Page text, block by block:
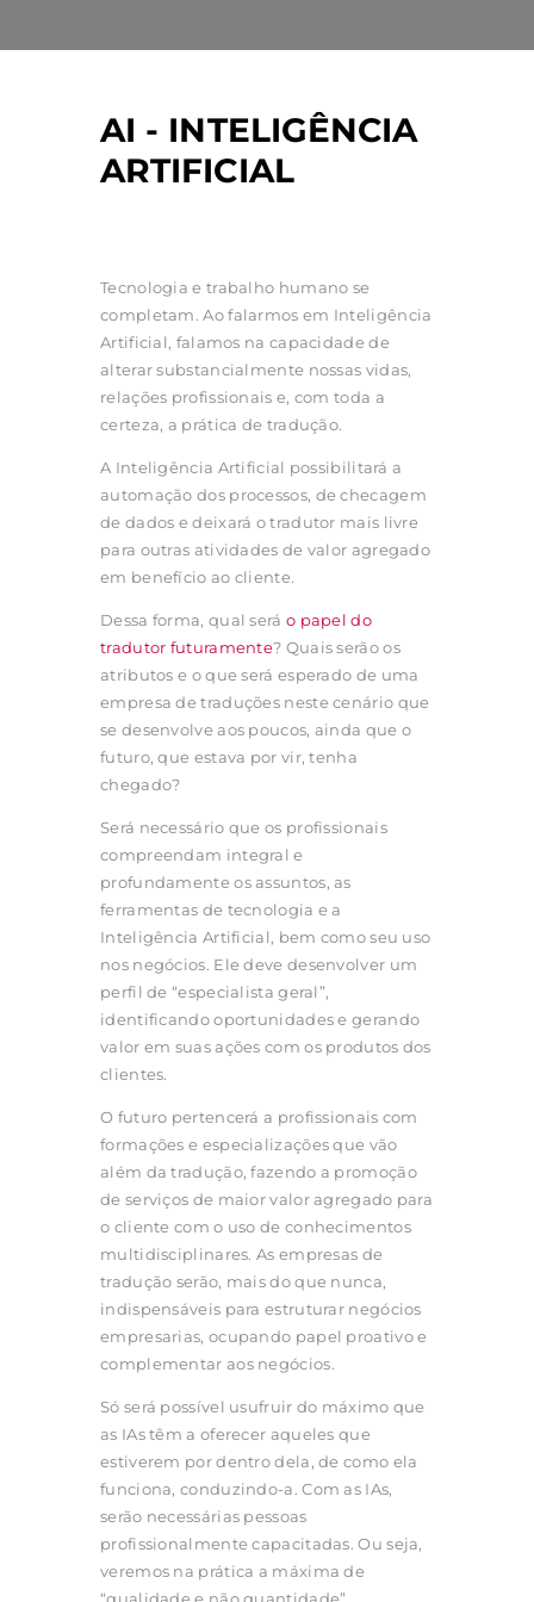
AI - INTELIGÊNCIA
ARTIFICIAL
Tecnologia e trabalho humano se
completam. Ao falarmos em Inteligência
Artificial, falamos na capacidade de
alterar substancialmente nossas vidas,
relações profissionais e, com toda a
certeza, a prática de tradução.
A Inteligência Artificial possibilitará a
automação dos processos, de checagem
de dados e deixará o tradutor mais livre
para outras atividades de valor agregado
em benefício ao cliente.
Dessa forma, qual será o papel do
tradutor futuramente? Quais serão os
atributos e o que será esperado de uma
empresa de traduções neste cenário que
se desenvolve aos poucos, ainda que o
futuro, que estava por vir, tenha
chegado?
Será necessário que os profissionais
compreendam integral e
profundamente os assuntos, as
ferramentas de tecnologia e a
Inteligência Artificial, bem como seu uso
nos negócios. Ele deve desenvolver um
perfil de “especialista geral”,
identificando oportunidades e gerando
valor em suas ações com os produtos dos
clientes.
O futuro pertencerá a profissionais com
formações e especializações que vão
além da tradução, fazendo a promoção
de serviços de maior valor agregado para
o cliente com o uso de conhecimentos
multidisciplinares. As empresas de
tradução serão, mais do que nunca,
indispensáveis para estruturar negócios
empresarias, ocupando papel proativo e
complementar aos negócios.
Só será possível usufruir do máximo que
as IAs têm a oferecer aqueles que
estiverem por dentro dela, de como ela
funciona, conduzindo-a. Com as IAs,
serão necessárias pessoas
profissionalmente capacitadas. Ou seja,
veremos na prática a máxima de